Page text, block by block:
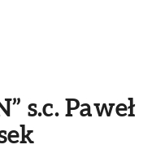
s.c. Paweł